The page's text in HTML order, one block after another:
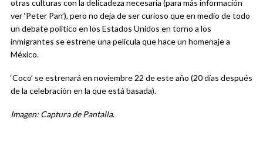
otras culturas con la delicadeza necesaria (para más información
ver ‘Peter Pan’), pero no deja de ser curioso que en medio de todo
un debate político en los Estados Unidos en torno a los
inmigrantes se estrene una película que hace un homenaje a
México.
‘Coco’ se estrenará en noviembre 22 de este año (20 días después
de la celebración en la que está basada).
Imagen: Captura de Pantalla.